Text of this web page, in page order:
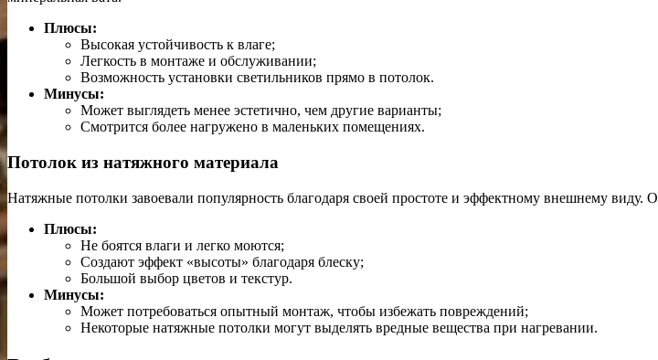
Плюсы:
Высокая устойчивость к влаге;
Легкость в монтаже и обслуживании;
Возможность установки светильников прямо в потолок.
Минусы:
Может выглядеть менее эстетично, чем другие варианты;
Смотрится более нагружено в маленьких помещениях.
Потолок из натяжного материала
Натяжные потолки завоевали популярность благодаря своей простоте и эффектному внешнему
Плюсы:
Не боятся влаги и легко моются;
Создают эффект «высоты» благодаря блеску;
Большой выбор цветов и текстур.
Минусы:
Может потребоваться опытный монтаж, чтобы избежать повреждений;
Некоторые натяжные потолки могут выделять вредные вещества при нагревании.